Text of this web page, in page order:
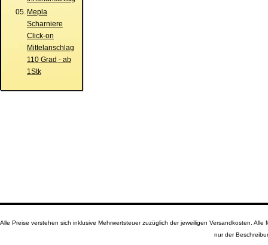
05. Mepla
Scharniere
Click-on
Mittelanschlag
110 Grad - ab
1Stk
Alle Preise verstehen sich inklusive Mehrwertsteuer zuzüglich der jeweiligen Versandkosten.
nur der